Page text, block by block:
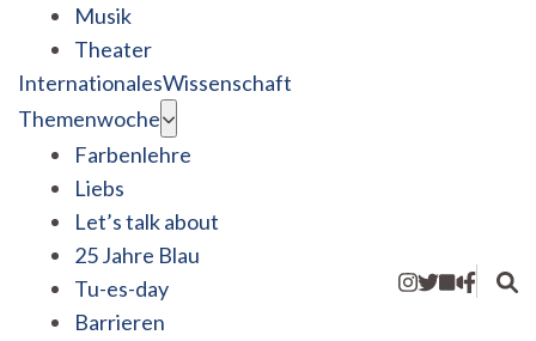
Musik
Theater
InternationalesWissenschaft
Themenwoche
Farbenlehre
Liebs
Let’s talk about
25 Jahre Blau
Tu-es-day
Barrieren